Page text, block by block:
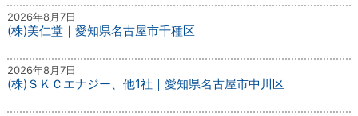
2026年8月7日
(株)美仁堂｜愛知県名古屋市千種区
2026年8月7日
(株)ＳＫＣエナジー、他1社｜愛知県名古屋市中川区